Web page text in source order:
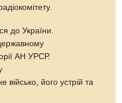
до України.
АН УРСР.
військо, його устрій та